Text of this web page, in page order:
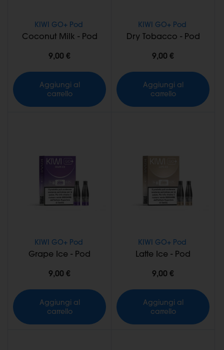
KIWI GO+ Pod
Coconut Milk - Pod
9,00 €
Aggiungi al
carrello
KIWI GO+ Pod
Dry Tobacco - Pod
9,00 €
Aggiungi al
carrello
KIWI GO+ Pod
Grape Ice - Pod
9,00 €
Aggiungi al
carrello
KIWI GO+ Pod
Latte Ice - Pod
9,00 €
Aggiungi al
carrello